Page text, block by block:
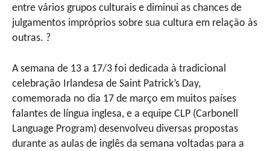
entre vários grupos culturais e diminui as chances de
julgamentos impróprios sobre sua cultura em relação às
outras. ?
A semana de 13 a 17/3 foi dedicada à tradicional
celebração Irlandesa de Saint Patrick’s Day,
comemorada no dia 17 de março em muitos países
falantes de língua inglesa, e a equipe CLP (Carbonell
Language Program) desenvolveu diversas propostas
durante as aulas de inglês da semana voltadas para a